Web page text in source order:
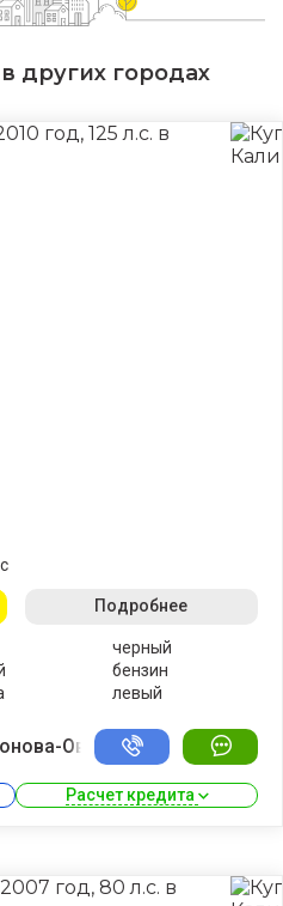
других городах
черный
бензин
левый
Подробнее
Овсеенко
Расчет кредита